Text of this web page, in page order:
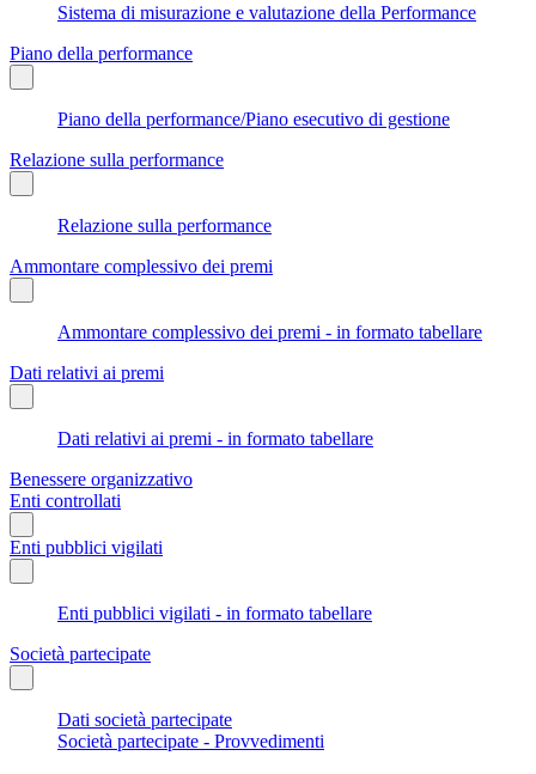
Sistema di misurazione e valutazione della Performance
Piano della performance
Piano della performance/Piano esecutivo di gestione
Relazione sulla performance
Relazione sulla performance
Ammontare complessivo dei premi
Ammontare complessivo dei premi - in formato tabellare
Dati relativi ai premi
Dati relativi ai premi - in formato tabellare
Benessere organizzativo
Enti controllati
Enti pubblici vigilati
Enti pubblici vigilati - in formato tabellare
Società partecipate
Dati società partecipate
Società partecipate - Provvedimenti